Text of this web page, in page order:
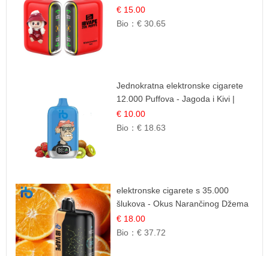
Osježavajući Ljetni Okus
€ 15.00
Bio：€ 30.65
Jednokratna elektronske cigarete
12.000 Puffova - Jagoda i Kivi |
Sočna Voćna Kombinacija
€ 10.00
Bio：€ 18.63
elektronske cigarete s 35.000
šlukova - Okus Narančinog Džema
| Dugotrajno Iskustvo
€ 18.00
Bio：€ 37.72